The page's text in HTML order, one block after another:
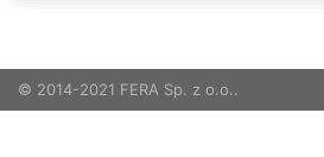
© 2014-2021 FERA Sp. z o.o..